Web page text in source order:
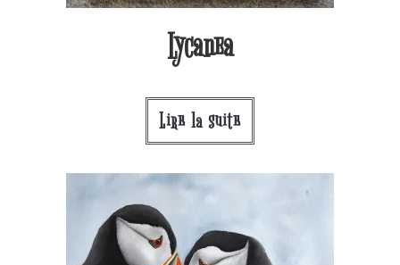
Lycanea
Lire la suite